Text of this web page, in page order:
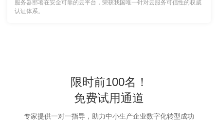
服务器部署在安全可靠的云平台，荣获我国唯一针对云服务可信性的权威
认证体系。
限时前100名！
免费试用通道
专家提供一对一指导，助力中小生产企业数字化转型成功